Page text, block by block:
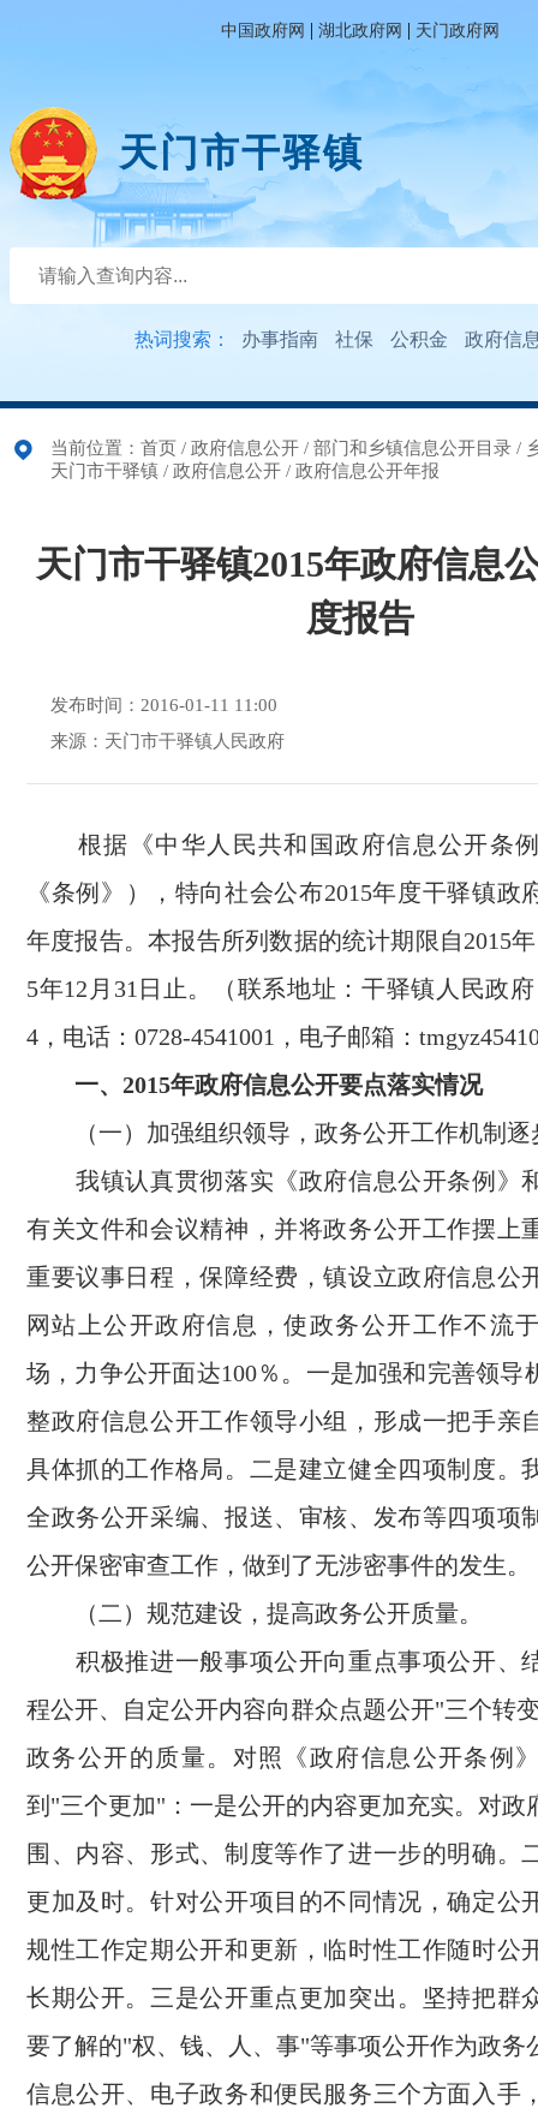
中国政府网 | 湖北政府网 | 天门政府网
天门市干驿镇
热词搜索： 办事指南 社保 公积金 政府信
当前位置： 首页 / 政府信息公开 / 部门和乡镇信息公开目录 /
天门市干驿镇 / 政府信息公开 / 政府信息公开年报
天门市干驿镇2015年政府信息
度报告
发布时间：2016-01-11 11:00
来源：天门市干驿镇人民政府
根据《中华人民共和国政府信息公开条
《条例》），特向社会公布2015年度干驿镇政
年度报告。本报告所列数据的统计期限自2015
5年12月31日止。（联系地址：干驿镇人民政
4，电话：0728-4541001，电子邮箱：
一、2015年政府信息公开要点落实情况
（一）加强组织领导，政务公开工作机制逐
我镇认真贯彻落实《政府信息公开条例》
有关文件和会议精神，并将政务公开工作摆上
重要议事日程，保障经费，镇设立政府信息公
网站上公开政府信息，使政务公开工作不流
场，力争公开面达100％。一是加强和完善领导
整政府信息公开工作领导小组，形成一把手亲
具体抓的工作格局。二是建立健全四项制度。
全政务公开采编、报送、审核、发布等四项项
公开保密审查工作，做到了无涉密事件的发生。
（二）规范建设，提高政务公开质量。
积极推进一般事项公开向重点事项公开、
程公开、自定公开内容向群众点题公开"三个转
政务公开的质量。对照《政府信息公开条例
到"三个更加"：一是公开的内容更加充实。对政
围、内容、形式、制度等作了进一步的明确。
更加及时。针对公开项目的不同情况，确定公
规性工作定期公开和更新，临时性工作随时公
长期公开。三是公开重点更加突出。坚持把群
要了解的"权、钱、人、事"等事项公开作为政务
信息公开、电子政务和便民服务三个方面入手